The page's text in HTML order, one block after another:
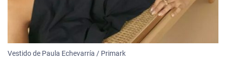
Vestido de Paula Echevarría / Primark